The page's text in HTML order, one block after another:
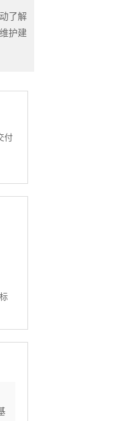
了解
护建
付